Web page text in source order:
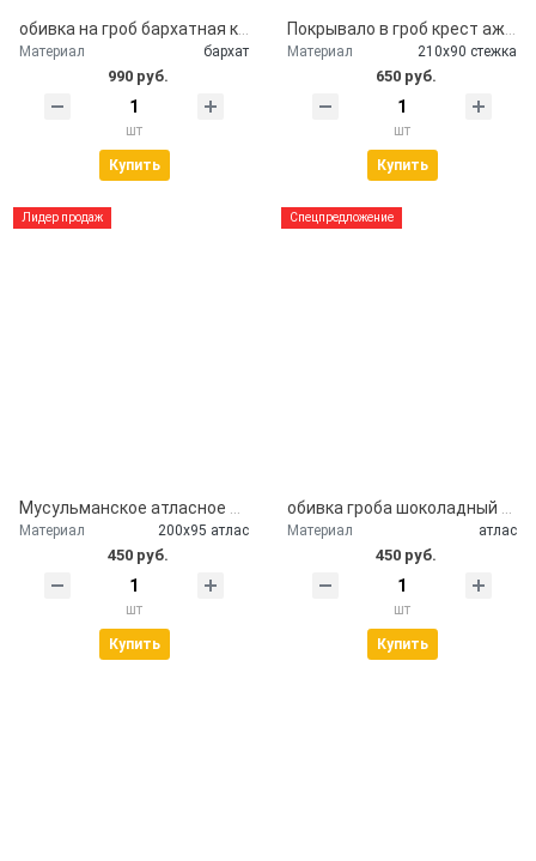
Материал бархат
990 руб.
шт
Купить
Материал 210х90 стежка
650 руб.
шт
Купить
Лидер продаж
Мусульманское атласное покрывало Кул шариф
Материал 200х95 атлас
450 руб.
шт
Купить
Спецпредложение
обивка гроба шоколадный атлас
Материал атлас
450 руб.
шт
Купить